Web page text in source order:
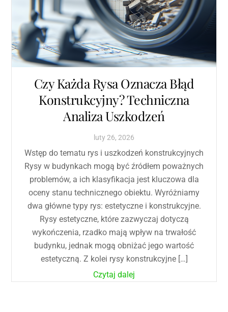
Czy Każda Rysa Oznacza Błąd
Konstrukcyjny? Techniczna
Analiza Uszkodzeń
luty26, 2026
Wstęp do tematu rys i uszkodzeń konstrukcyjnych
Rysy w budynkach mogą być źródłem poważnych
problemów, a ich klasyfikacja jest kluczowa dla
oceny stanu technicznego obiektu. Wyróżniamy
dwa główne typy rys: estetyczne i konstrukcyjne.
Rysy estetyczne, które zazwyczaj dotyczą
wykończenia, rzadko mają wpływ na trwałość
budynku, jednak mogą obniżać jego wartość
estetyczną. Z kolei rysy konstrukcyjne […]
Czytaj dalej